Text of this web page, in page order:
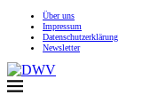
Über uns
Impressum
Datenschutzerklärung
Newsletter